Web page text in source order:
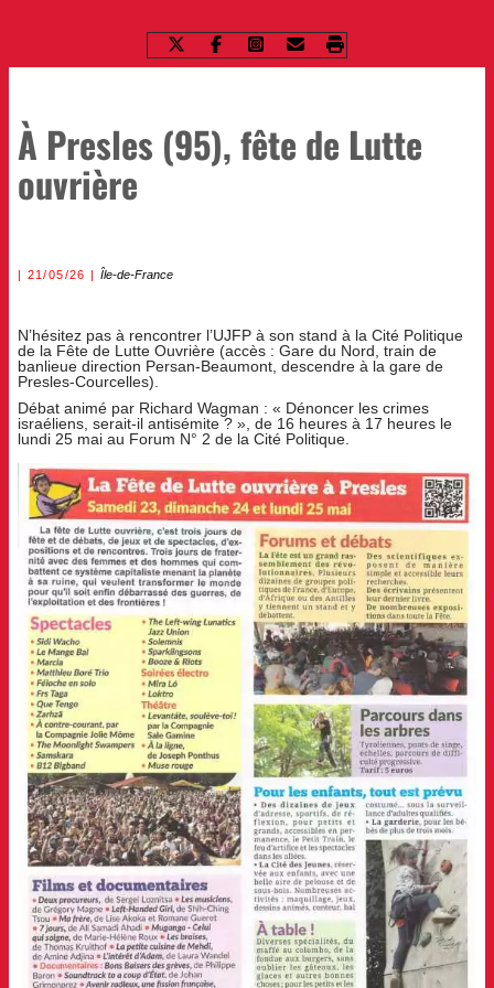
À Presles (95), fête de Lutte
ouvrière
21/05/26 Île-de-France
N’hésitez pas à rencontrer l’UJFP à son stand à la Cité Politique
de la Fête de Lutte Ouvrière (accès : Gare du Nord, train de
banlieue direction Persan-Beaumont, descendre à la gare de
Presles-Courcelles).
Débat animé par Richard Wagman : « Dénoncer les crimes
israéliens, serait-il antisémite ? », de 16 heures à 17 heures le
lundi 25 mai au Forum N° 2 de la Cité Politique.